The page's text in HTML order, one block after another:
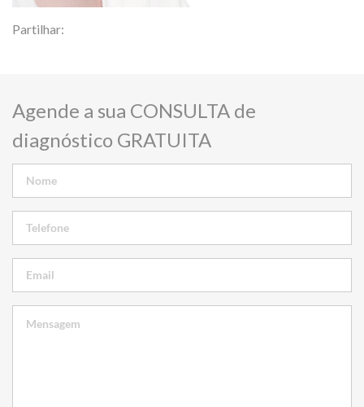
Partilhar:
Agende a sua CONSULTA de
diagnóstico GRATUITA